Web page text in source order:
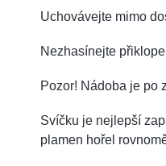
Uchovávejte mimo
Nezhasínejte
Pozor! Nádoba je po
Svíčku je nejlepší
plamen hořel